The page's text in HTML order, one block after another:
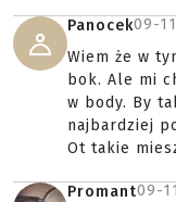
Panocek09-
Wiem że w
bok. Ale mi
w body. By
najbardziej
Ot takie
Promant09-